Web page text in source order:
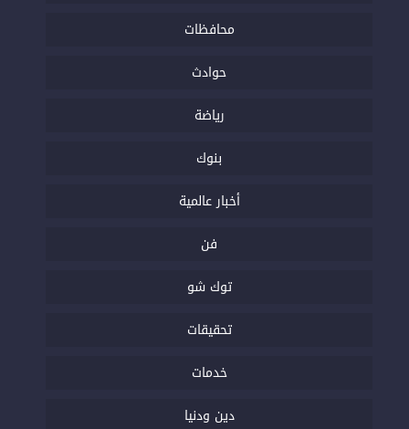
محافظات
حوادث
رياضة
بنوك
أخبار عالمية
فن
توك شو
تحقيقات
خدمات
دين ودنيا